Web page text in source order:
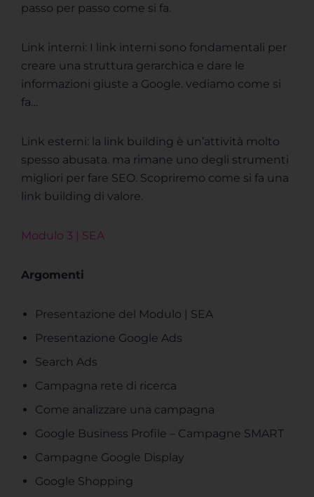
passo per passo come si fa.
Link interni: I link interni sono fondamentali per
creare una struttura gerarchica e dare le
informazioni giuste a Google. vediamo come si
fa…
Link esterni: la link building è un’attività molto
spesso abusata. ma rimane uno degli strumenti
migliori per fare SEO. Scopriremo come si fa una
link building di valore.
Modulo 3 | SEA
Argomenti
Presentazione del Modulo | SEA
Presentazione Google Ads
Search Ads
Campagna rete di ricerca
Come analizzare una campagna
Google Business Profile – Campagne SMART
Campagne Google Display
Google Shopping